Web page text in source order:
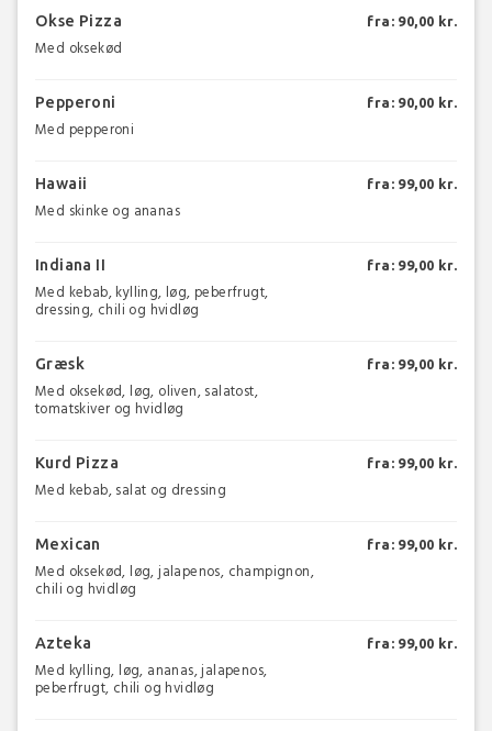
Okse Pizza
Med oksekød
fra: 90,00 kr.
Pepperoni
Med pepperoni
fra: 90,00 kr.
Hawaii
Med skinke og ananas
fra: 99,00 kr.
Indiana II
Med kebab, kylling, løg, peberfrugt,
dressing, chili og hvidløg
fra: 99,00 kr.
Græsk
Med oksekød, løg, oliven, salatost,
tomatskiver og hvidløg
fra: 99,00 kr.
Kurd Pizza
Med kebab, salat og dressing
fra: 99,00 kr.
Mexican
Med oksekød, løg, jalapenos, champignon,
chili og hvidløg
fra: 99,00 kr.
Azteka
Med kylling, løg, ananas, jalapenos,
peberfrugt, chili og hvidløg
fra: 99,00 kr.